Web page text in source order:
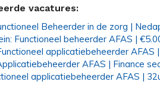
vacatures:
Beheerder in de zorg |
Functioneel beheerder AFAS |
applicatiebeheerder AFAS
AFAS | Finance
applicatiebeheerder AFAS |